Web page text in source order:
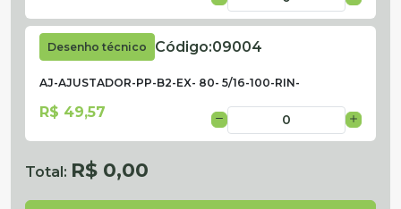
Desenho técnico Código:09004
AJ-AJUSTADOR-PP-B2-EX- 80- 5/16-100-RIN-
R$ 49,57
Total: R$ 0,00